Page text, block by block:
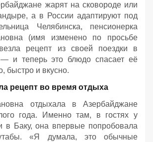
жарят на сковороде или
а в России адаптируют под
Челябинска, пенсионерка
(имя изменено по просьбе
рецепт из своей поездки в
и теперь это блюдо спасает её
быстро и вкусно.
рецепт во время отдыха
отдыхала в Азербайджане
года. Именно там, в гостях у
в Баку, она впервые попробовала
«Я думала, это обычные